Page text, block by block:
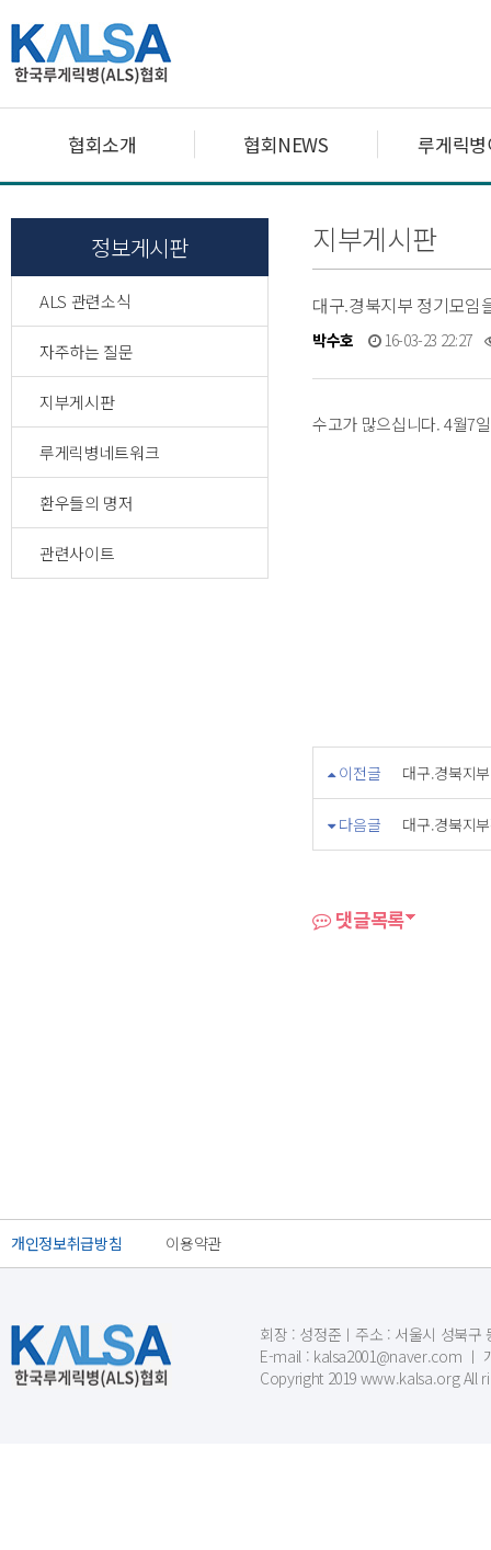
협회소개 협회NEWS 루게릭
정보게시판
ALS 관련소식
자주하는 질문
지부게시판
루게릭병네트워크
환우들의 명저
관련사이트
지부게시판
대구.경북지부 정기모임
박수호 16-03-23 22:27
수고가 많으십니다. 4월7
이전글 대구.경북지
다음글 대구.경북지
댓글목록
개인정보취급방침 이용약관
회장 : 성정준ㅣ주소 : 서울시 성북구
E-mail : kalsa2001@naver.com ㅣ
Copyright 2019 www.kalsa.org All